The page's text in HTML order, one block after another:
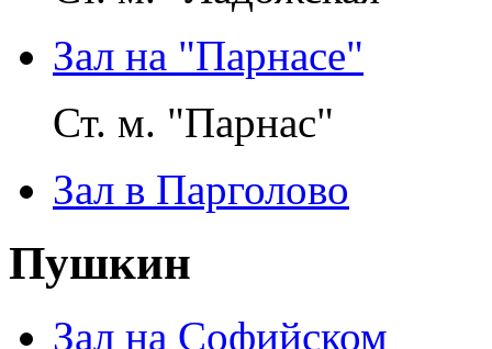
Зал на "Парнасе"
Ст. м. "Парнас"
Зал в Парголово
Пушкин
Зал на Софийском